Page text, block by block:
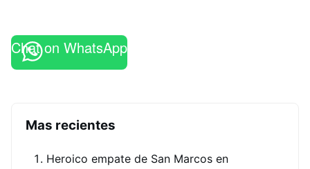
Chat on WhatsApp
Mas recientes
Heroico empate de San Marcos en